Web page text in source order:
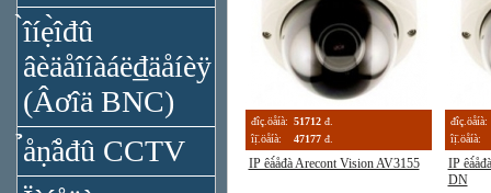
̀îíẹ̀îđû
âèäåîíàáë₫äåíèÿ
(Âơîä BNC)
̉åṇ̃åđû CCTV
đîç.öåíà: 51712 đ.
îị̈.öåíà:
47177 đ.
IP êà́åđà Arecont Vision AV3155
đîç.öåíà:
îị̈.öåíà:
IP
DN